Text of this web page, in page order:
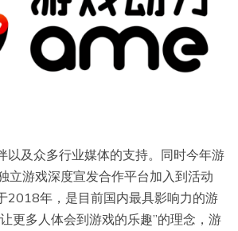
以及众多行业媒体的支持。同时今年游
立游戏深度宣发合作平台加入到活动
2018年，是目前国内最具影响力的游
更多人体会到游戏的乐趣”的理念，游